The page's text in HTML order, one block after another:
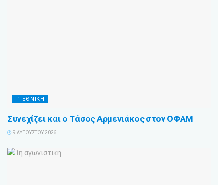
Γ’ ΕΘΝΙΚΗ
Συνεχίζει και ο Τάσος Αρμενιάκος στον ΟΦΑΜ
9 ΑΥΓΟΎΣΤΟΥ 2026